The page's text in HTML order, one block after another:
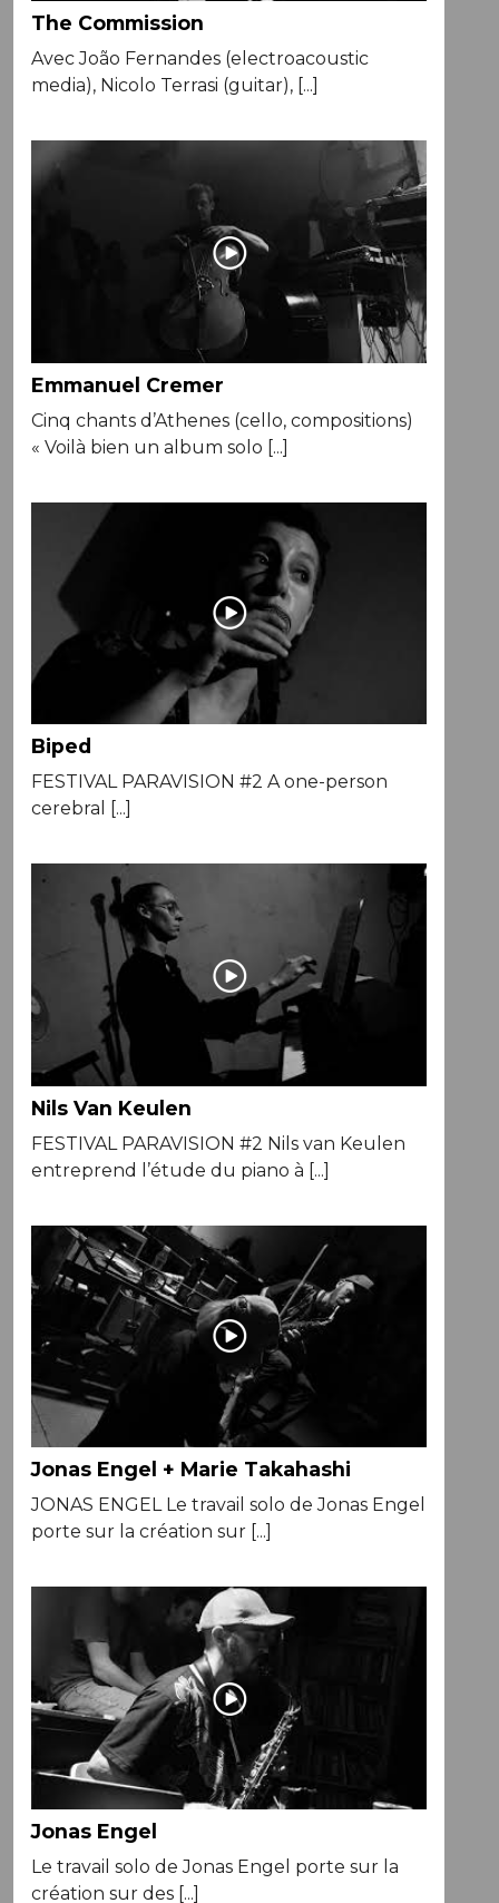
The Commission
Avec João Fernandes (electroacoustic
media), Nicolo Terrasi (guitar), [...]
Emmanuel Cremer
Cinq chants d’Athenes (cello, compositions)
« Voilà bien un album solo [...]
Biped
FESTIVAL PARAVISION #2 A one-person
cerebral [...]
Nils Van Keulen
FESTIVAL PARAVISION #2 Nils van Keulen
entreprend l’étude du piano à [...]
Jonas Engel + Marie Takahashi
JONAS ENGEL Le travail solo de Jonas Engel
porte sur la création sur [...]
Jonas Engel
Le travail solo de Jonas Engel porte sur la
création sur des [...]